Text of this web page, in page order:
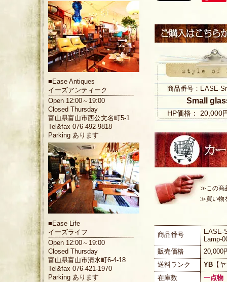
商品番号：EASE-
Small
HP価格： 20,000
≫この商
≫買い物
商品番号
EASE-
Lamp-
販売価格
20,000
送料ランク
YB 【
在庫数
一点物
■ Ease Antiques
イーズアンティーク
Open 12:00～19:00
Closed Thursday
富山県富山市西公文名町5-1
Tel&fax 076-492-9818
Parking あります
■ Ease Life
イーズライフ
Open 12:00～19:00
Closed Thursday
富山県富山市清水町6-4-18
Tel&fax 076-421-1970
Parking あります